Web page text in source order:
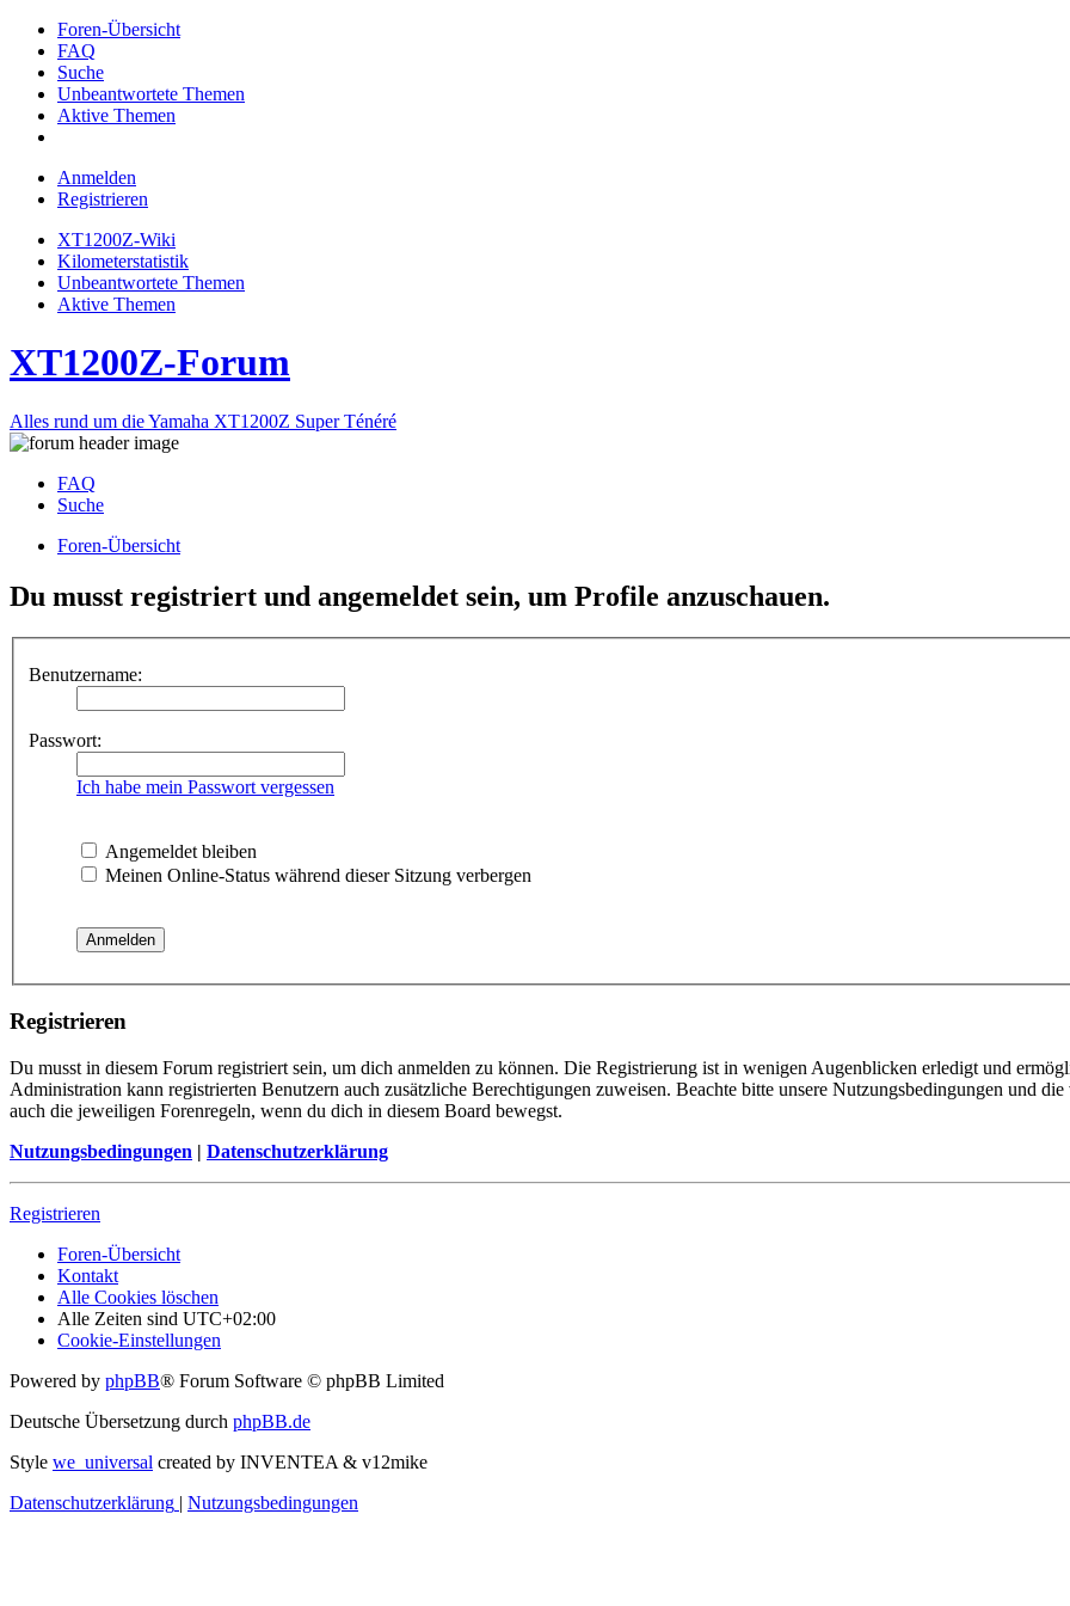
Foren-Übersicht
FAQ
Suche
Unbeantwortete Themen
Aktive Themen
Anmelden
Registrieren
XT1200Z-Wiki
Kilometerstatistik
Unbeantwortete Themen
Aktive Themen
XT1200Z-Forum
Alles rund um die Yamaha XT1200Z Super Ténéré
FAQ
Suche
Foren-Übersicht
Du musst registriert und angemeldet sein, um Profile anzuschauen.
Benutzername:
Passwort:
Ich habe mein Passwort vergessen
Angemeldet bleiben
Meinen Online-Status während dieser Sitzung verbergen
Registrieren
Du musst in diesem Forum registriert sein, um dich anmelden zu können. Die Registrierung ist in wenigen Augenblicken erledigt und
Administration kann registrierten Benutzern auch zusätzliche Berechtigungen zuweisen. Beachte bitte unsere Nutzungsbedingungen und
auch die jeweiligen Forenregeln, wenn du dich in diesem Board bewegst.
Nutzungsbedingungen | Datenschutzerklärung
Registrieren
Foren-Übersicht
Kontakt
Alle Cookies löschen
Alle Zeiten sind UTC+02:00
Cookie-Einstellungen
Powered by phpBB® Forum Software © phpBB Limited
Deutsche Übersetzung durch phpBB.de
Style we_universal created by INVENTEA & v12mike
Datenschutzerklärung | Nutzungsbedingungen